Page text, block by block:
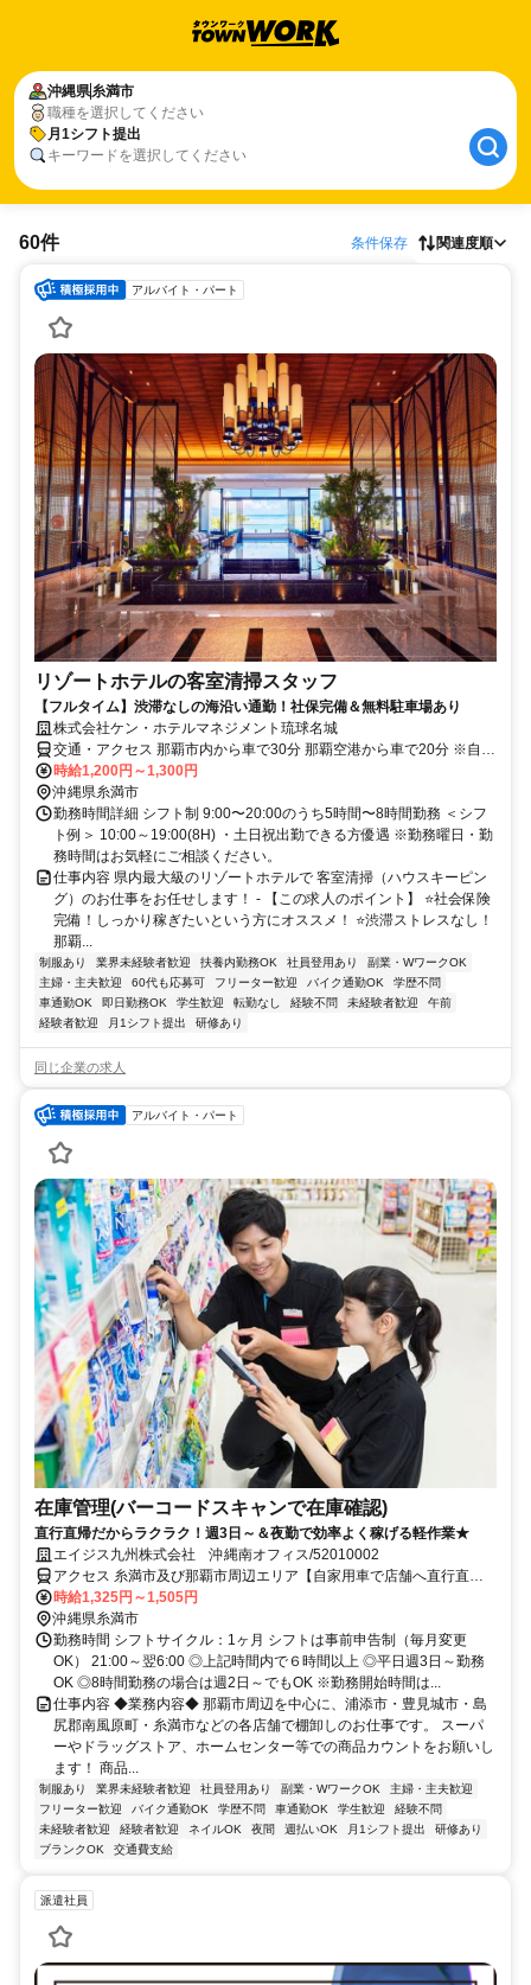
沖縄県糸満市
職種を選択してください
月1シフト提出
キーワードを選択してください
60件 条件保存 関連度順
アルバイト・パート
リゾートホテルの客室清掃スタッフ
【フルタイム】渋滞なしの海沿い通勤！社保完備＆無料駐車場あり
株式会社ケン・ホテルマネジメント琉球名城
交通・アクセス 那覇市内から車で30分 那覇空港から車で20分 ※自動
車・バイク通勤可
時給1,200円～1,300円
沖縄県糸満市
勤務時間詳細 シフト制 9:00〜20:00のうち5時間〜8時間勤務 ＜シフ
ト例＞ 10:00～19:00(8H) ・土日祝出勤できる方優遇 ※勤務曜日・勤
務時間はお気軽にご相談ください。
仕事内容 県内最大級のリゾートホテルで 客室清掃（ハウスキーピン
グ）のお仕事をお任せします！ - 【この求人のポイント】 ⭐社会保険
完備！しっかり稼ぎたいという方にオススメ！ ⭐渋滞ストレスなし！
那覇...
制服あり 業界未経験者歓迎 扶養内勤務OK 社員登用あり
副業・WワークOK
主婦・主夫歓迎
60代も応募可 フリーター歓迎 バイク通勤OK
学歴不問
車通勤OK
即日勤務OK 学生歓迎 転勤なし 経験不問 未経験者歓迎
午前
経験者歓迎
月1シフト提出 研修あり
同じ企業の求人
アルバイト・パート
在庫管理(バーコードスキャンで在庫確認)
直行直帰だからラクラク！週3日～＆夜勤で効率よく稼げる軽作業★
エイジス九州株式会社 沖縄南オフィス/52010002
アクセス 糸満市及び那覇市周辺エリア【自家用車で店舗へ直行直
帰】
時給1,325円～1,505円
沖縄県糸満市
勤務時間 シフトサイクル：1ヶ月 シフトは事前申告制（毎月変更
OK） 21:00～翌6:00 ◎上記時間内で６時間以上 ◎平日週3日～勤務
OK ◎8時間勤務の場合は週2日～でもOK ※勤務開始時間は...
仕事内容 ◆業務内容◆ 那覇市周辺を中心に、浦添市・豊見城市・島
尻郡南風原町・糸満市などの各店舗で棚卸しのお仕事です。 スーパ
ーやドラッグストア、ホームセンター等での商品カウントをお願いし
ます！ 商品...
制服あり 業界未経験者歓迎 社員登用あり 副業・WワークOK
主婦・主夫歓迎
フリーター歓迎
バイク通勤OK 学歴不問 車通勤OK 学生歓迎
経験不問
未経験者歓迎
経験者歓迎 ネイルOK 夜間 週払いOK 月1シフト提出
研修あり
ブランクOK
交通費支給
派遣社員